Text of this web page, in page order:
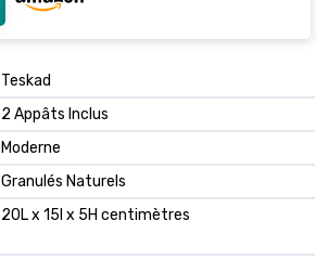
Teskad
2 Appâts Inclus
Moderne
Granulés Naturels
20L x 15l x 5H centimètres